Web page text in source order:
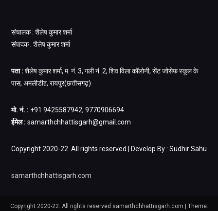
संचालक : शैलेष कुमार शर्मा
संपादक : शैलेष कुमार शर्मा
पता : शैलेष कुमार शर्मा, म. नं. 3, गली नं. 2, शिव विला कॉलोनी, सेंट जोसेफ स्कूल के
पास, अमलीडीह, रायपुर(छत्तीसगढ़)
मो. नं. : +91 9425587942, 9770906694
ईमेल : samarthchhattisgarh@gmail.com
Copyright 2020-22. All rights reserved | Develop By : Sudhir Sahu
samarthchhattisgarh.com
Copyright 2020-22. All rights reserved samarthchhattisgarh.com Theme: